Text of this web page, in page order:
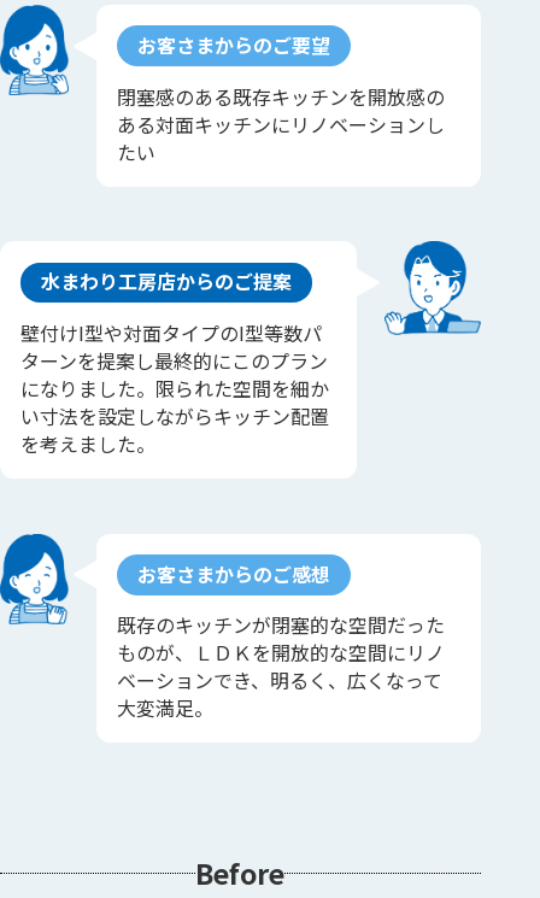
お客さまからのご要望
閉塞感のある既存キッチンを開放感の
ある対面キッチンにリノベーションし
たい
水まわり工房店からのご提案
壁付けI型や対面タイプのI型等数パ
ターンを提案し最終的にこのプラン
になりました。限られた空間を細か
い寸法を設定しながらキッチン配置
を考えました。
お客さまからのご感想
既存のキッチンが閉塞的な空間だった
ものが、ＬＤＫを開放的な空間にリノ
ベーションでき、明るく、広くなって
大変満足。
Before